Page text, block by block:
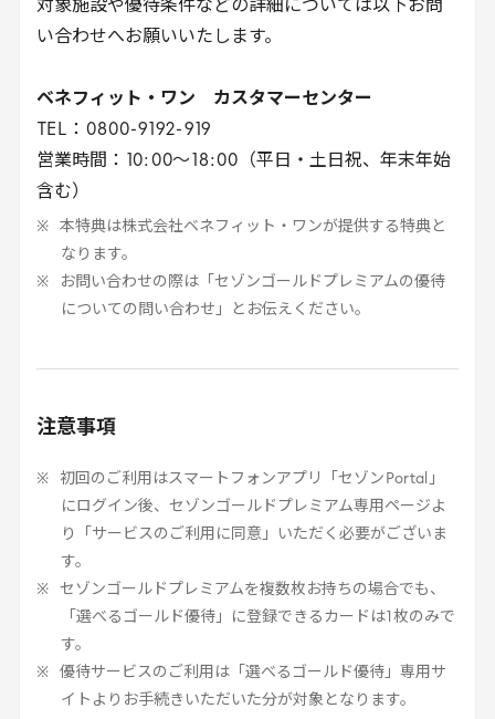
対象施設や優待条件などの詳細については以下お問
い合わせへお願いいたします。
ベネフィット・ワン カスタマーセンター
TEL ： 0800-9192-919
営業時間：
10:00～ 18:00 （平日・土日祝、年末年始
含む）
本特典は株式会社ベネフィット・ワンが提供する特典と
なります。
お問い合わせの際は「セゾンゴールドプレミアムの優待
についての問い合わせ」とお伝えください。
注意事項
初回のご利用はスマートフォンアプリ「セゾン Portal
にログイン後、セゾンゴールドプレミアム専用ページよ
り「サービスのご利用に同意」いただく必要がございま
す。
セゾンゴールドプレミアムを複数枚お持ちの場合でも、
「選べるゴールド優待」に登録できるカードは 枚のみで
す。
優待サービスのご利用は「選べるゴールド優待」専用サ
イトよりお手続きいただいた分が対象となります。